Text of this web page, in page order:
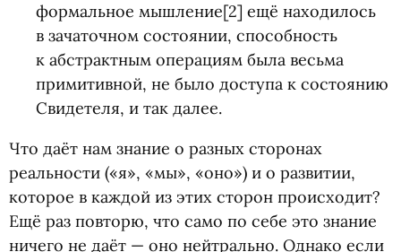
формальное мышление[2] ещё находилось
в зачаточном состоянии, способность
к абстрактным операциям была весьма
примитивной, не было доступа к состоянию
Свидетеля, и так далее.
Что даёт нам знание о разных сторонах
реальности («я», «мы», «оно») и о развитии,
которое в каждой из этих сторон происходит?
Ещё раз повторю, что само по себе это знание
ничего не даёт — оно нейтрально. Однако если